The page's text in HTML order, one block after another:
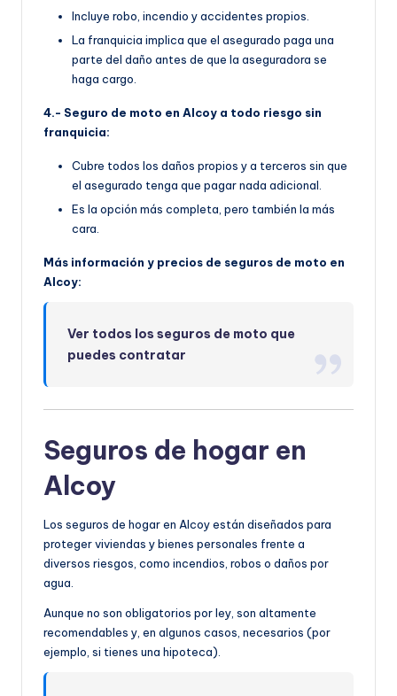
Incluye robo, incendio y accidentes propios.
La franquicia implica que el asegurado paga una
parte del daño antes de que la aseguradora se
haga cargo.
4.- Seguro de moto en Alcoy a todo riesgo sin
franquicia:
Cubre todos los daños propios y a terceros sin que
el asegurado tenga que pagar nada adicional.
Es la opción más completa, pero también la más
cara.
Más información y precios de seguros de moto en
Alcoy:
Ver todos los seguros de moto que
puedes contratar
Seguros de hogar en
Alcoy
Los seguros de hogar en Alcoy están diseñados para
proteger viviendas y bienes personales frente a
diversos riesgos, como incendios, robos o daños por
agua.
Aunque no son obligatorios por ley, son altamente
recomendables y, en algunos casos, necesarios (por
ejemplo, si tienes una hipoteca).